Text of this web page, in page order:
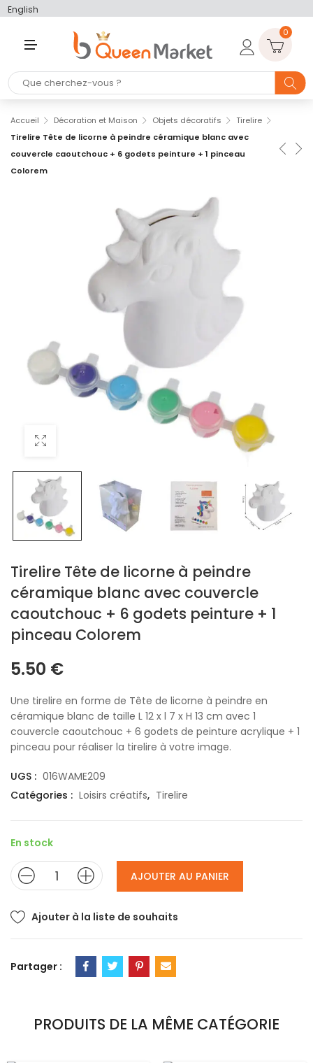
English
U
0
Accueil Décoration et Maison Objets décoratifs
Tirelire
Tirelire Tête de licorne à peindre céramique blanc avec
couvercle caoutchouc + 6 godets peinture + 1 pinceau
Colorem
Tirelire Tête de licorne à peindre
céramique blanc avec couvercle
caoutchouc + 6 godets peinture + 1
pinceau Colorem
5.50 €
Une tirelire en forme de Tête de licorne à peindre en
céramique blanc de taille L 12 x l 7 x H 13 cm avec 1
couvercle caoutchouc + 6 godets de peinture acrylique + 1
pinceau pour réaliser la tirelire à votre image.
UGS : 016WAME209
Catégories : Loisirs créatifs, Tirelire
En stock
AJOUTER AU PANIER
Ajouter à la liste de souhaits
Partager :
PRODUITS DE LA MÊME CATÉGORIE